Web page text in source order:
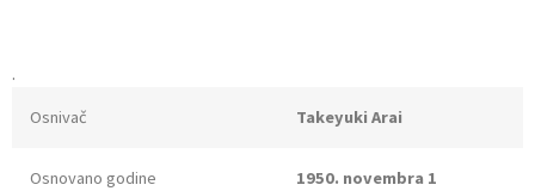
.
Osnivač Takeyuki Arai
Osnovano godine 1950. novembra 1